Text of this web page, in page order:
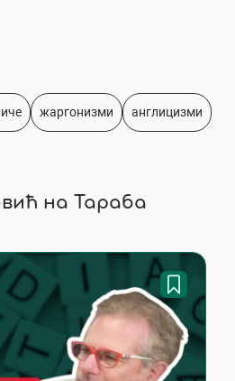
жаргонизми англицизми
на Тараба